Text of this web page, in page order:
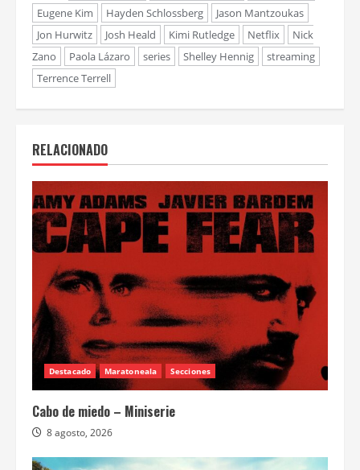
Eugene Kim
Hayden Schlossberg
Jason Mantzoukas
Jon Hurwitz
Josh Heald Kimi Rutledge Netflix
Nick
Zano
Paola Lázaro series Shelley Hennig
streaming
Terrence Terrell
RELACIONADO
Destacado Maratoneala Secciones
Cabo de miedo – Miniserie
8 agosto, 2026